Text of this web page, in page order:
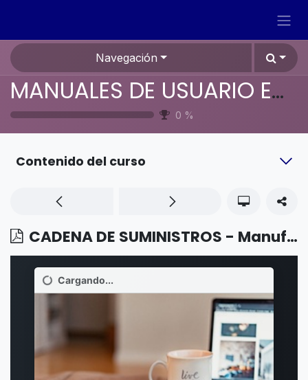
Navegación
MANUALES DE USUARIO EN ESPAÑOL ODOO 19
0 %
Contenido del curso
CADENA DE SUMINISTROS - Manufactura - Subcontratación básica